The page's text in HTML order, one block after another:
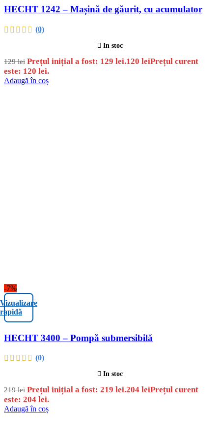
HECHT 1242 – Mașină de găurit, cu acumulator
(0)
In stoc
129lei Prețul inițial a fost: 129 lei.120 leiPrețul curent
este: 120 lei.
Adaugă în coș
-7%
Vizualizare
rapidă
HECHT 3400 – Pompă submersibilă
(0)
In stoc
219lei Prețul inițial a fost: 219 lei.204 leiPrețul curent
este: 204 lei.
Adaugă în coș